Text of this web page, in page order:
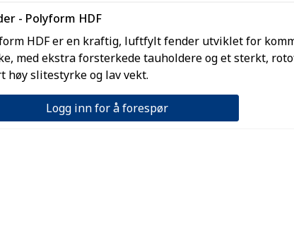
- Polyform HDF
HDF er en kraftig, luftfylt fender utviklet for
med ekstra forsterkede tauholdere og et sterkt,
høy slitestyrke og lav vekt.
Logg inn for å forespør